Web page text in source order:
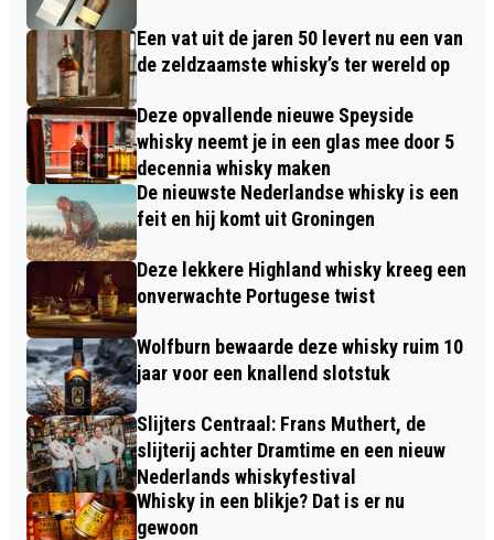
Een vat uit de jaren 50 levert nu een van
de zeldzaamste whisky’s ter wereld op
Deze opvallende nieuwe Speyside
whisky neemt je in een glas mee door 5
decennia whisky maken
De nieuwste Nederlandse whisky is een
feit en hij komt uit Groningen
Deze lekkere Highland whisky kreeg een
onverwachte Portugese twist
Wolfburn bewaarde deze whisky ruim 10
jaar voor een knallend slotstuk
Slijters Centraal: Frans Muthert, de
slijterij achter Dramtime en een nieuw
Nederlands whiskyfestival
Whisky in een blikje? Dat is er nu
gewoon